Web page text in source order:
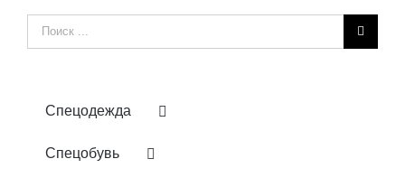
Результат
поиска:
Спецодежда
Спецобувь